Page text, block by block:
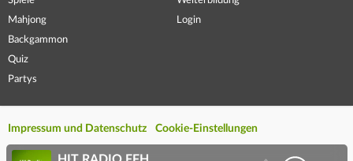
Mahjong
Backgammon
Quiz
Partys
Login
Impressum und Datenschutz Cookie-Einstellungen